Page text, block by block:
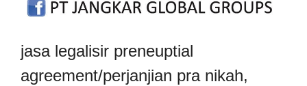
jasa legalisir preneuptial
agreement/perjanjian pra nikah,